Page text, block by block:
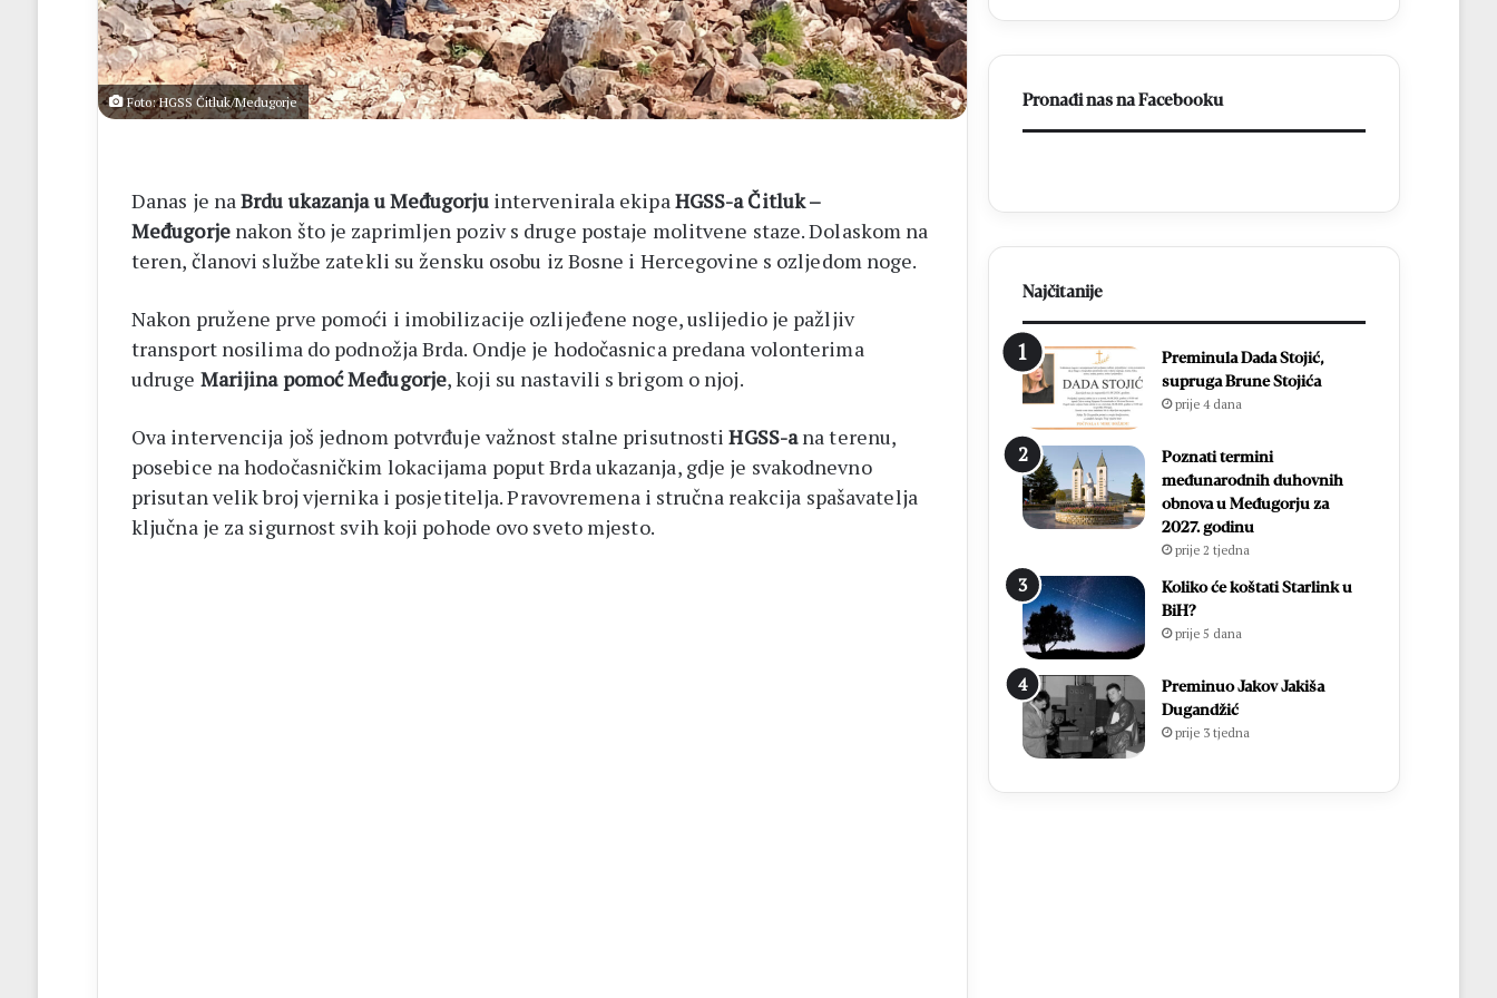
Foto: HGSS Čitluk/Međugorje
Danas je naBrdu ukazanja u Međugorjuintervenirala ekipa HGSS-a Čitluk –
Međugorjenakon što je zaprimljen poziv s druge postaje molitvene staze. Dolaskom na
teren, članovi službe zatekli su žensku osobu iz Bosne i Hercegovine s ozljedom noge.
Nakon pružene prve pomoći i imobilizacije ozlijeđene noge, uslijedio je pažljiv
transport nosilima do podnožja Brda. Ondje je hodočasnica predana volonterima
udruge Marijina pomoć Međugorje, koji su nastavili s brigom o njoj.
Ova intervencija još jednom potvrđuje važnost stalne prisutnostiHGSS-ana terenu,
posebice na hodočasničkim lokacijama poput Brda ukazanja, gdje je svakodnevno
prisutan velik broj vjernika i posjetitelja. Pravovremena i stručna reakcija spašavatelja
ključna je za sigurnost svih koji pohode ovo sveto mjesto.
ligu
FBiH
Pronađi nas na Facebooku
Najčitanije
Preminula Dada Stojić,
supruga Brune Stojića
prije 4 dana
Poznati termini
međunarodnih duhovnih
obnova u Međugorju za
2027. godinu
prije 2 tjedna
Koliko će koštati Starlink u
BiH?
prije 5 dana
Preminuo Jakov Jakiša
Dugandžić
prije 3 tjedna